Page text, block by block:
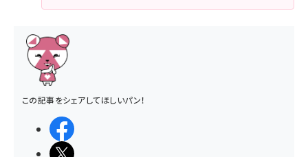
この記事をシェアしてほしいパン！